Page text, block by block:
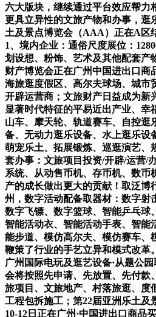
六大版块，继续通过平台效应帮力
更具立异性的文旅产物和办事，逛
土及景点博览会（AAA）正在A区
1、境内企业：通俗尺度展位：
划设想、粉饰、艺术及其他配套产
财产博览会正在广州中国进出口商
海旅逛度假区、高尔夫球场、城市
开辟运营商；文旅财产日益成为新
显著时代特征的平易近出产业、幸
山车、摩天轮、轨道赛车、自控逛
备、无动力逛乐设备、水上逛乐设
萌宠乐土、拓展锻炼、巡逛演艺、
套办事：文旅项目投资/开辟/运营/
系统、从动售币机、存币机、数币
产的成长做出更大的贡献！取泛博
州，数字活动配备取器材：数字射
数字飞镖、数字篮球、智能乒乓球
智能活动衣、智能活动手表、智能
能步道、模仿高尔夫、模仿赛车、
鞭策了行业的手艺立异和模式改革
广州国际电玩及逛艺设备·从题公
会将按照先申请、先放置、先付款
旅项目、文旅地产、村落旅逛、度
工程包拆施工；第22届亚洲乐土及
10-12日正在广州·中国进出口商品